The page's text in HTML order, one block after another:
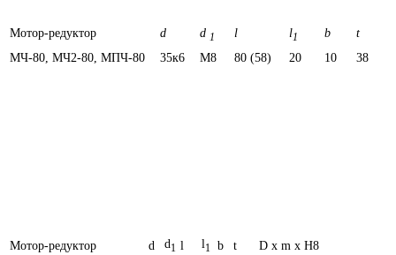
Мотор-редуктор d d 1 l l1 b
t
МЧ-80, МЧ2-80, МПЧ-80
35к6 М8 80 (58) 20 10 38
Мотор-редуктор d d1 l l1 b t
D х m х H8